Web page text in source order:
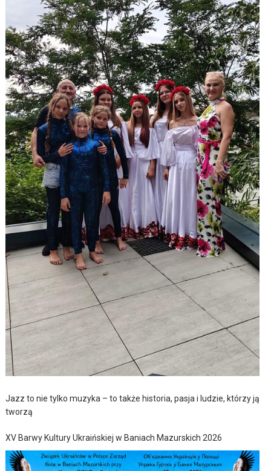
Jazz to nie tylko muzyka – to także historia, pasja i ludzie, którzy ją
tworzą
XV Barwy Kultury Ukraińskiej w Baniach Mazurskich 2026